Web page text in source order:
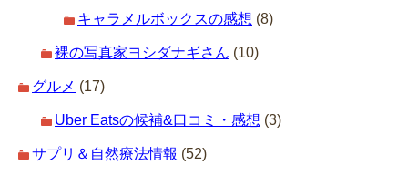
キャラメルボックスの感想 (8)
裸の写真家ヨシダナギさん (10)
グルメ (17)
Uber Eatsの候補&口コミ・感想 (3)
サプリ＆自然療法情報 (52)